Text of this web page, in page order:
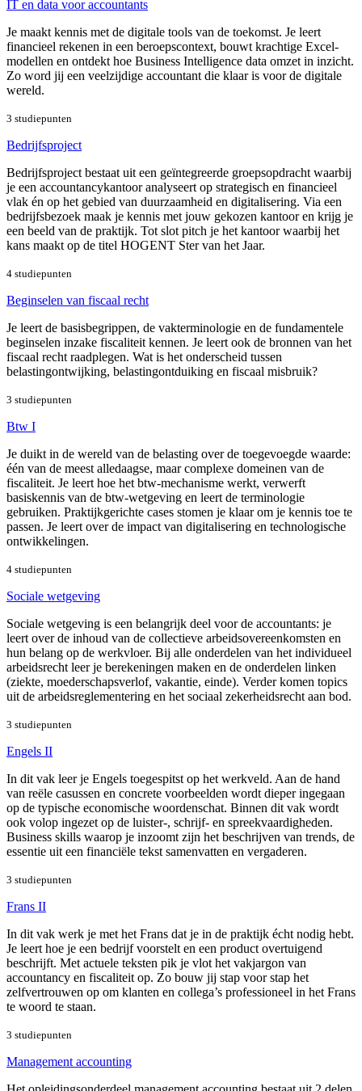
IT en data voor accountants
Je maakt kennis met de digitale tools van de toekomst. Je leert
financieel rekenen in een beroepscontext, bouwt krachtige Excel-
modellen en ontdekt hoe Business Intelligence data omzet in inzicht.
Zo word jij een veelzijdige accountant die klaar is voor de digitale
wereld.
3 studiepunten
Bedrijfsproject
Bedrijfsproject bestaat uit een geïntegreerde groepsopdracht waarbij
je een accountancykantoor analyseert op strategisch en financieel
vlak én op het gebied van duurzaamheid en digitalisering. Via een
bedrijfsbezoek maak je kennis met jouw gekozen kantoor en krijg je
een beeld van de praktijk. Tot slot pitch je het kantoor waarbij het
kans maakt op de titel HOGENT Ster van het Jaar.
4 studiepunten
Beginselen van fiscaal recht
Je leert de basisbegrippen, de vakterminologie en de fundamentele
beginselen inzake fiscaliteit kennen. Je leert ook de bronnen van het
fiscaal recht raadplegen. Wat is het onderscheid tussen
belastingontwijking, belastingontduiking en fiscaal misbruik?
3 studiepunten
Btw I
Je duikt in de wereld van de belasting over de toegevoegde waarde:
één van de meest alledaagse, maar complexe domeinen van de
fiscaliteit. Je leert hoe het btw-mechanisme werkt, verwerft
basiskennis van de btw-wetgeving en leert de terminologie
gebruiken. Praktijkgerichte cases stomen je klaar om je kennis toe te
passen. Je leert over de impact van digitalisering en technologische
ontwikkelingen.
4 studiepunten
Sociale wetgeving
Sociale wetgeving is een belangrijk deel voor de accountants: je
leert over de inhoud van de collectieve arbeidsovereenkomsten en
hun belang op de werkvloer. Bij alle onderdelen van het individueel
arbeidsrecht leer je berekeningen maken en de onderdelen linken
(ziekte, moederschapsverlof, vakantie, einde). Verder komen topics
uit de arbeidsreglementering en het sociaal zekerheidsrecht aan bod.
3 studiepunten
Engels II
In dit vak leer je Engels toegespitst op het werkveld. Aan de hand
van reële casussen en concrete voorbeelden wordt dieper ingegaan
op de typische economische woordenschat. Binnen dit vak wordt
ook volop ingezet op de luister-, schrijf- en spreekvaardigheden.
Business skills waarop je inzoomt zijn het beschrijven van trends, de
essentie uit een financiële tekst samenvatten en vergaderen.
3 studiepunten
Frans II
In dit vak werk je met het Frans dat je in de praktijk écht nodig hebt.
Je leert hoe je een bedrijf voorstelt en een product overtuigend
beschrijft. Met actuele teksten pik je vlot het vakjargon van
accountancy en fiscaliteit op. Zo bouw jij stap voor stap het
zelfvertrouwen op om klanten en collega’s professioneel in het Frans
te woord te staan.
3 studiepunten
Management accounting